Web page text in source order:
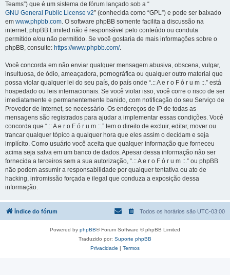
Teams”) que é um sistema de fórum lançado sob a “
GNU General Public License v2” (conhecida como “GPL”) e pode ser baixado
em www.phpbb.com. O software phpBB somente facilita a discussão na
internet; phpBB Limited não é responsável pelo conteúdo ou conduta
permitido e/ou não permitido. Se você gostaria de mais informações sobre o
phpBB, consulte: https://www.phpbb.com/.
Você concorda em não enviar qualquer mensagem abusiva, obscena, vulgar,
insultuosa, de ódio, ameaçadora, pornográfica ou qualquer outro material que
possa violar qualquer lei do seu país, do país onde “.:: A e r o F ó r u m ::.” está
hospedado ou leis internacionais. Se você violar isso, você corre o risco de ser
imediatamente e permanentemente banido, com notificação do seu Serviço de
Provedor de Internet, se necessário. Os endereços de IP de todas as
mensagens são registrados para ajudar a implementar essas condições. Você
concorda que “.:: A e r o F ó r u m ::.” tem o direito de excluir, editar, mover ou
trancar qualquer tópico a qualquer hora que eles assim o decidam e seja
implícito. Como usuário você aceita que qualquer informação que forneceu
acima seja salva em um banco de dados. Apesar dessa informação não ser
fornecida a terceiros sem a sua autorização, “.:: A e r o F ó r u m ::.” ou phpBB
não podem assumir a responsabilidade por qualquer tentativa ou ato de
hacking, intromissão forçada e ilegal que conduza a exposição dessa
informação.
Índice do fórum Todos os horários são UTC-03:00
Powered by phpBB® Forum Software © phpBB Limited
Traduzido por: Suporte phpBB
Privacidade | Termos